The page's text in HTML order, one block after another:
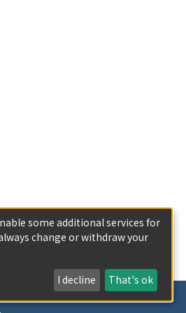
some additional services for
change or withdraw your
I decline That's ok